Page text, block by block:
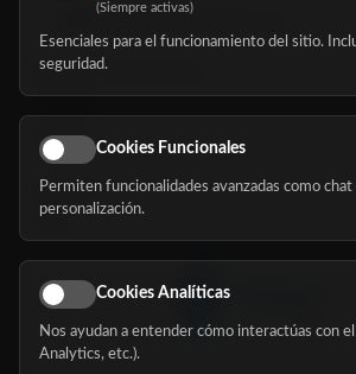
hola@mundomayor.com
Buscador de residencias
Eventos
Nosotros
Síguenos
(Siempre activas)
Esenciales para el funcionamiento del sitio.
seguridad.
Cookies Funcionales
Permiten funcionalidades avanzadas como
personalización.
Cookies Analíticas
Nos ayudan a entender cómo interactúas con
Analytics, etc.).